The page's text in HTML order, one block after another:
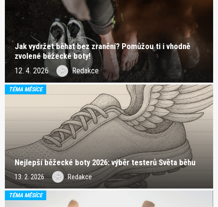
Jak vydržet běhat bez zranění? Pomůžou ti i vhodně
zvolené běžecké boty!
12. 4. 2026 Redakce
TÉMA MĚSÍCE
Nejlepší běžecké boty 2026: výběr testerů Světa běhu
13. 2. 2026 Redakce
TÉMA MĚSÍCE